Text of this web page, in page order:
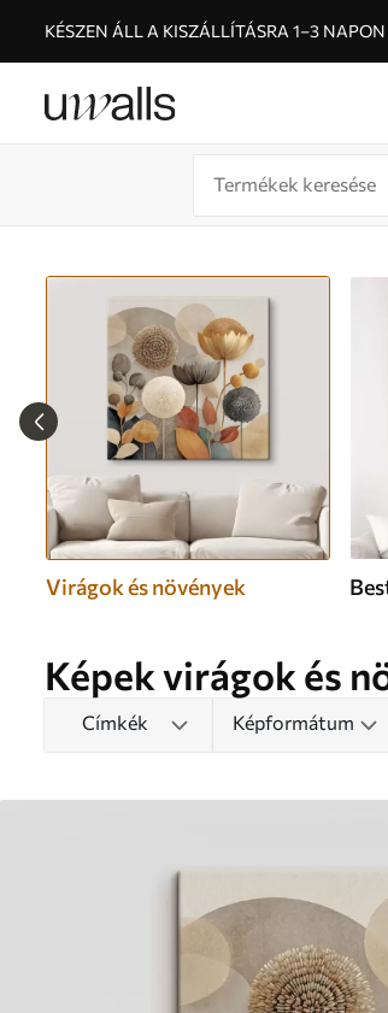
KÉSZEN ÁLL A KISZÁLLÍTÁSRA 1–3 NAPON
Virágok és növények
Képek virágok és
Címkék Képformátum